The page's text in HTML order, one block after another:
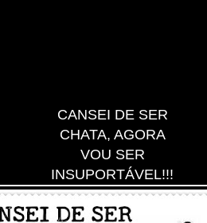
CANSEI DE SER
CHATA, AGORA
VOU SER
INSUPORTÁVEL!!!